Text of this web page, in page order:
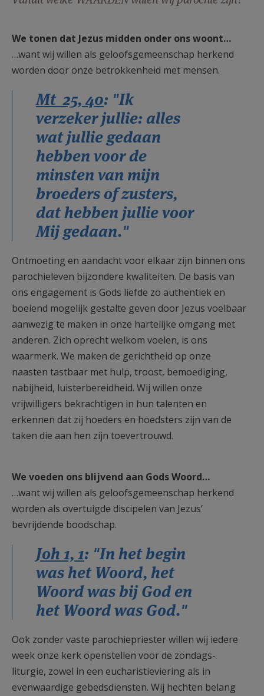
We tonen dat Jezus midden onder ons woont…
…want wij willen als geloofsgemeenschap herkend
worden door onze betrokkenheid met mensen.
Mt 25, 40: "Ik
verzeker jullie: alles
wat jullie gedaan
hebben voor de
minsten van mijn
broeders of zusters,
dat hebben jullie voor
Mij gedaan."
Ontmoeting en aandacht voor elkaar zijn binnen ons
parochieleven bijzondere kwaliteiten. De basis van
ons engagement is Gods liefde zo authentiek en
boeiend mogelijk gestalte geven door Jezus voelbaar
aanwezig te maken in onze hartelijke omgang met
anderen. Zich oprecht welkom voelen, is ons
waarmerk. We maken de gerichtheid op onze
naasten tastbaar met hulp, troost, bemoediging,
nabijheid, luisterbereidheid. Wij willen onze
vrijwilligers bekrachtigen in hun talenten en
erkennen dat zij hoeders en hoedsters zijn van de
taken die aan hen zijn toevertrouwd.
We voeden ons blijvend aan Gods Woord…
…want wij willen als geloofsgemeenschap herkend
worden als overtuigde discipelen van Jezus’
bevrijdende boodschap.
Joh 1, 1: "In het begin
was het Woord, het
Woord was bij God en
het Woord was God."
Ook zonder vaste parochiepriester willen wij iedere
week onze kerk openstellen voor de zondags-
liturgie, zowel in een eucharistieviering als in
evenwaardige gebedsdiensten. Wij hechten belang